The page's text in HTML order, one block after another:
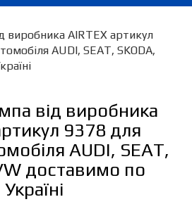
виробника AIRTEX артикул
AUDI, SEAT, SKODA,
від виробника
9378 для
AUDI, SEAT,
доставимо по
Україні